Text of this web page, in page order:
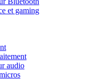
et gaming
audio